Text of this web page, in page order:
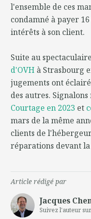
l'ensemble de ces
condamné à payer
intérêts à son client.
Suite au
d'OVH à Strasbourg
jugements ont
des autres.
Courtage en 2023 et
mars de la même
clients de
réparations devant
Article rédigé par
Jacques
Suivez l'auteur